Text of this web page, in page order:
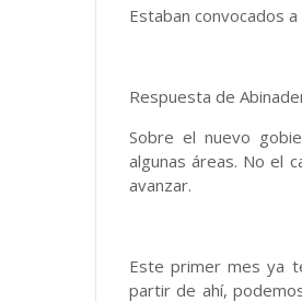
Estaban convocados
Respuesta de
Sobre el nuevo
algunas áreas. No el
avanzar.
Este primer mes ya
partir de ahí,